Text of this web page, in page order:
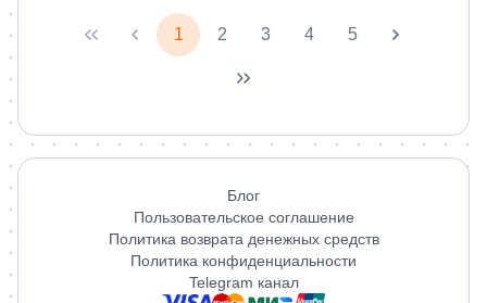
1 2 3 4 5
Блог
Пользовательское соглашение
Политика возврата денежных средств
Политика конфиденциальности
Telegram канал